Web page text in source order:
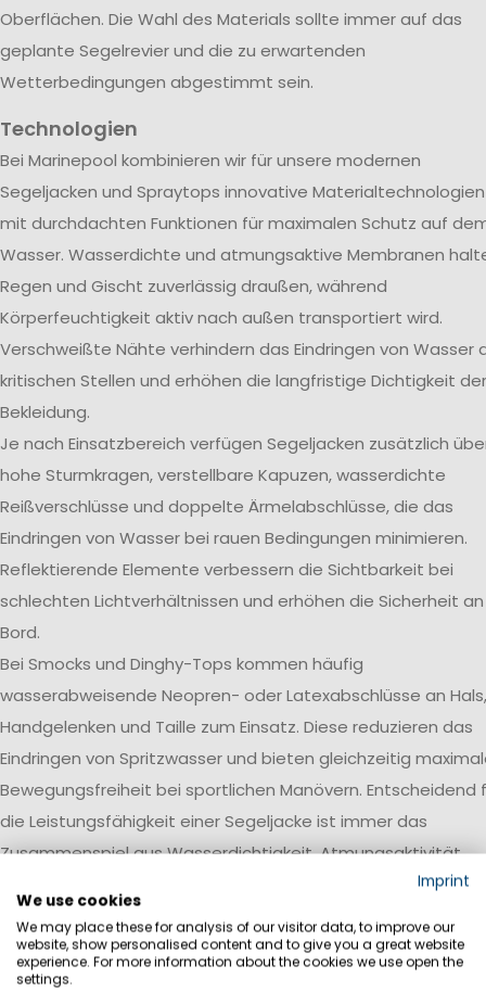
Oberflächen. Die Wahl des Materials sollte immer auf das
geplante Segelrevier und die zu erwartenden
Wetterbedingungen abgestimmt sein.
Technologien
Bei Marinepool kombinieren wir für unsere modernen
Segeljacken und Spraytops innovative Materialtechnologien
mit durchdachten Funktionen für maximalen Schutz auf
Wasser. Wasserdichte und atmungsaktive Membranen
Regen und Gischt zuverlässig draußen, während
Körperfeuchtigkeit aktiv nach außen transportiert wird.
Verschweißte Nähte verhindern das Eindringen von Wasser
kritischen Stellen und erhöhen die langfristige Dichtigkeit der
Bekleidung.
Je nach Einsatzbereich verfügen Segeljacken zusätzlich
hohe Sturmkragen, verstellbare Kapuzen, wasserdichte
Reißverschlüsse und doppelte Ärmelabschlüsse, die das
Eindringen von Wasser bei rauen Bedingungen minimieren.
Reflektierende Elemente verbessern die Sichtbarkeit bei
schlechten Lichtverhältnissen und erhöhen die Sicherheit an
Bord.
Bei Smocks und Dinghy-Tops kommen häufig
wasserabweisende Neopren- oder Latexabschlüsse an Hals,
Handgelenken und Taille zum Einsatz. Diese reduzieren das
Eindringen von Spritzwasser und bieten gleichzeitig
Bewegungsfreiheit bei sportlichen Manövern. Entscheidend
die Leistungsfähigkeit einer Segeljacke ist immer das
Zusammenspiel aus Wasserdichtigkeit, Atmungsaktivität,
Robustheit und einer auf den jeweiligen Einsatzbereich
abgestimmten Ausstattung.
Wasserdichtigkeit
Imprint
We use cookies
We may place these for analysis of our visitor data, to improve our
website, show personalised content and to give you a great website
experience. For more information about the cookies we use open the
settings.